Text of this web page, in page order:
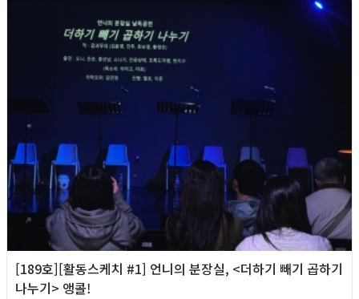
[189호][활동스케치 #1] 언니의 분장실, <더하기 빼기 곱하기
나누기> 앵콜!